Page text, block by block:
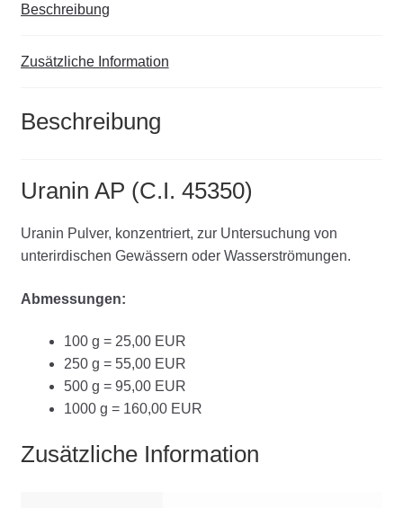
Verschiedenes
Werkzeuge
Beschreibung
Zusätzliche Information
Beschreibung
Uranin AP (C.I. 45350)
Uranin Pulver, konzentriert, zur Untersuchung von
unterirdischen Gewässern oder Wasserströmungen.
Abmessungen:
100 g = 25,00 EUR
250 g = 55,00 EUR
500 g = 95,00 EUR
1000 g = 160,00 EUR
Zusätzliche Information